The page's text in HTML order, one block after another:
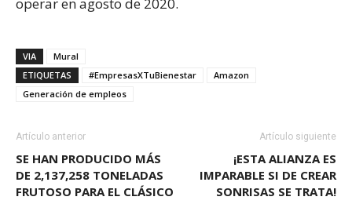
VIA
Mural
ETIQUETAS
#EmpresasXTuBienestar
Amazon
Generación de empleos
Artículo anterior
SE HAN PRODUCIDO MÁS
DE 2,137,258 TONELADAS
FRUTOSO PARA EL CLÁSICO
Artículo siguiente
¡ESTA ALIANZA ES
IMPARABLE SI DE CREAR
SONRISAS SE TRATA!